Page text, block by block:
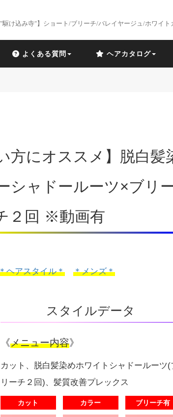
"駆け込み寺"】ショート/ブリーチ/バレイヤージュ/ホワイ
よくある質問 ヘアカタログ
方にオススメ】脱白髪
シャドールーツ×ブリ
２回 ※動画有
ヘアスタイル＊ ＊メンズ＊
スタイルデータ
《メニュー内容》
カット、脱白髪染めホワイトシャドールーツ(
リーチ２回)、髪質改善プレックス
カット カラー ブリーチ有